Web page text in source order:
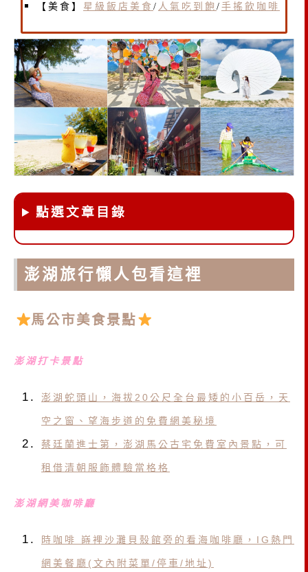
【美食】 星級飯店美食 / 人氣吃到飽 / 手搖飲咖啡
點選文章目錄
澎湖旅行懶人包看這裡
馬公市美食景點
澎湖打卡景點
澎湖蛇頭山，海拔20公尺全台最矮的小百岳，天
空之窗、望海步道的免費網美秘境
蔡廷蘭進士第，澎湖馬公古宅免費室內景點，可
租借清朝服飾體驗當格格
澎湖網美咖啡廳
時咖啡 嵵裡沙灘貝殼館旁的看海咖啡廳，IG熱門
網美餐廳(文內附菜單/停車/地址)